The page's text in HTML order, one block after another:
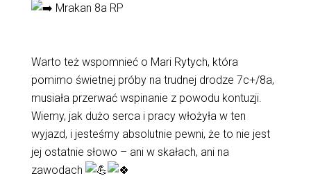
Mrakan 8a RP
Warto też wspomnieć o Mari Rytych, która
pomimo świetnej próby na trudnej drodze 7c+/8a,
musiała przerwać wspinanie z powodu kontuzji.
Wiemy, jak dużo serca i pracy włożyła w ten
wyjazd, i jesteśmy absolutnie pewni, że to nie jest
jej ostatnie słowo – ani w skałach, ani na
zawodach